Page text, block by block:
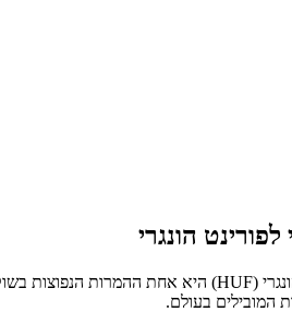
לפורינט הונגרי
(
HUF) היא אחת ההמרות הנפוצות
המובילים בעולם.